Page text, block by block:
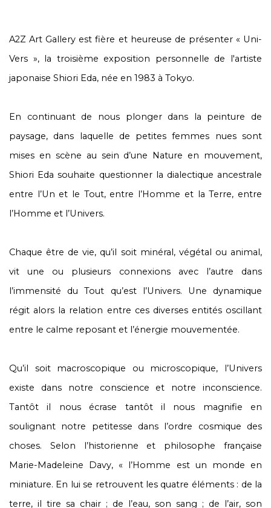
A2Z Art Gallery est fière et heureuse de présenter « Uni-
Vers », la troisième exposition personnelle de l'artiste
japonaise Shiori Eda, née en 1983 à Tokyo.
En continuant de nous plonger dans la peinture de
paysage, dans laquelle de petites femmes nues sont
mises en scène au sein d’une Nature en mouvement,
Shiori Eda souhaite questionner la dialectique ancestrale
entre l’Un et le Tout, entre l’Homme et la Terre, entre
l’Homme et l’Univers.
Chaque être de vie, qu’il soit minéral, végétal ou animal,
vit une ou plusieurs connexions avec l’autre dans
l’immensité du Tout qu’est l’Univers. Une dynamique
régit alors la relation entre ces diverses entités oscillant
entre le calme reposant et l’énergie mouvementée.
Qu’il soit macroscopique ou microscopique, l’Univers
existe dans notre conscience et notre inconscience.
Tantôt il nous écrase tantôt il nous magnifie en
soulignant notre petitesse dans l’ordre cosmique des
choses. Selon l’historienne et philosophe française
Marie-Madeleine Davy, « l’Homme est un monde en
miniature. En lui se retrouvent les quatre éléments : de la
terre, il tire sa chair ; de l’eau, son sang ; de l’air, son